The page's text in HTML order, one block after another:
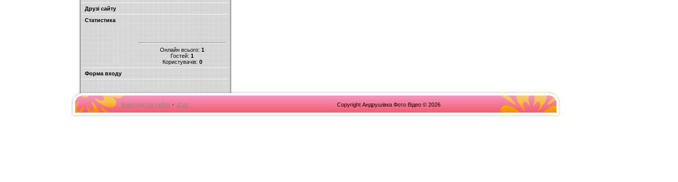
Друзі сайту
Статистика
Онлайн всього: 1
Гостей: 1
Користувачів: 0
Форма входу
Конструктор сайтів - uCoz Copyright Андрушівка Фото Відео © 2026